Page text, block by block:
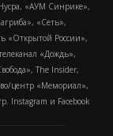
«АУМ Синрике»,
«Сеть»,
«Открытой России»,
«Дождь»,
The Insider,
центр «Мемориал»,
Instagram и Facebook